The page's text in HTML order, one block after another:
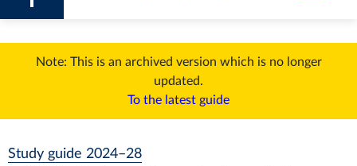
Note: This is an archived version which is no longer
updated.
To the latest guide
Study guide 2024–28